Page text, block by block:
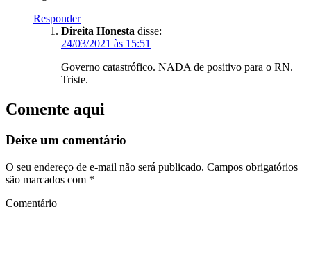
Responder
Direita Honesta disse:
24/03/2021 às 15:51
Governo catastrófico. NADA de positivo para o RN.
Triste.
Comente aqui
Deixe um comentário
O seu endereço de e-mail não será publicado. Campos obrigatórios
são marcados com *
Comentário